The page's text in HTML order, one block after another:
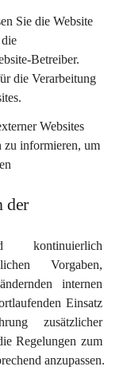
Sie die Website
Betreiber.
die Verarbeitung
Websites
zu informieren, um
der
kontinuierlich
Vorgaben,
internen
Einsatz
zusätzlicher
Regelungen zum
anzupassen.